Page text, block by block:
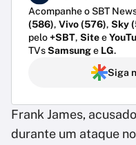
Acompanhe o SBT
(586), Vivo (576), Sky
pelo+SBT, Sitee
TVsSamsunge LG.
Siga
Frank James,
durante um ataque